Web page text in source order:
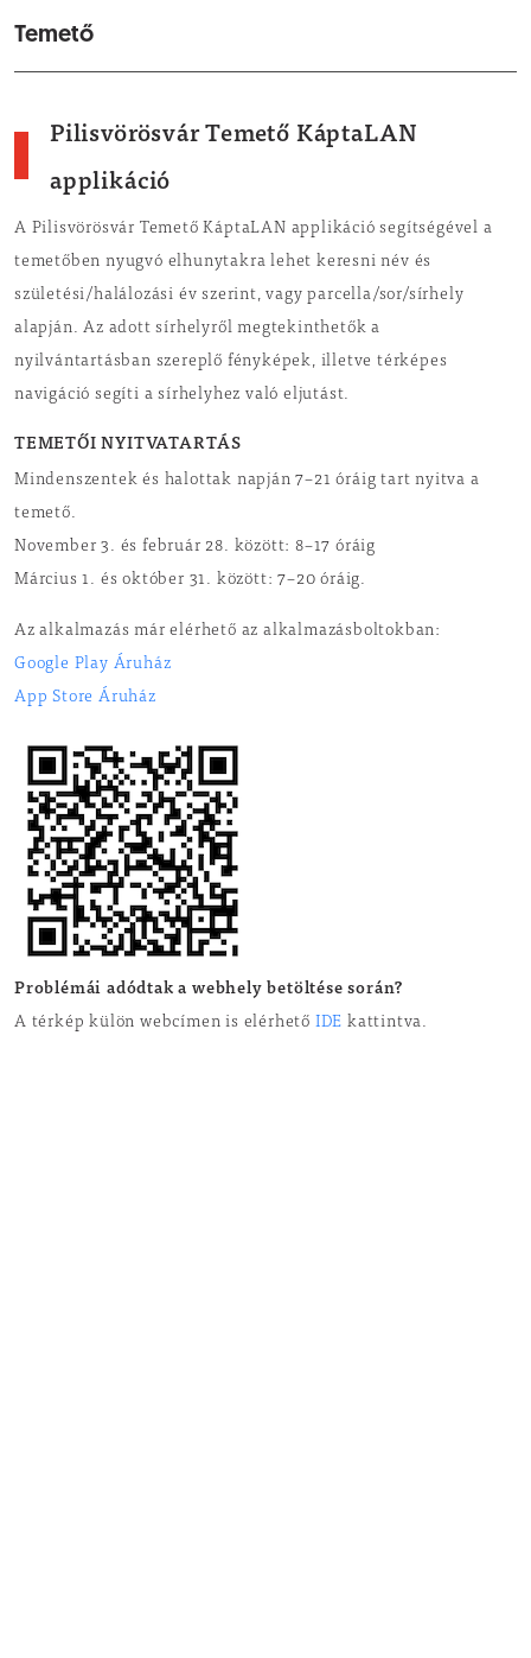
Temető
Pilisvörösvár Temető KáptaLAN
applikáció
A Pilisvörösvár Temető KáptaLAN applikáció segítségével a
temetőben nyugvó elhunytakra lehet keresni név és
születési/halálozási év szerint, vagy parcella/sor/sírhely
alapján. Az adott sírhelyről megtekinthetők a
nyilvántartásban szereplő fényképek, illetve térképes
navigáció segíti a sírhelyhez való eljutást.
TEMETŐI NYITVATARTÁS
Mindenszentek és halottak napján 7–21 óráig tart nyitva a
temető.
November 3. és február 28. között: 8–17 óráig
Március 1. és október 31. között: 7–20 óráig.
Az alkalmazás már elérhető az alkalmazásboltokban:
Google Play Áruház
App Store Áruház
Problémái adódtak a webhely betöltése során?
A térkép külön webcímen is elérhető IDE kattintva.